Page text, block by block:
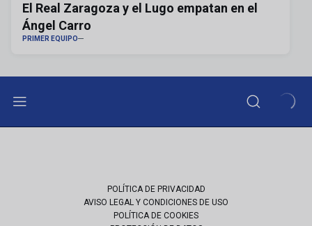
El Real Zaragoza y el Lugo empatan en el
Ángel Carro
PRIMER EQUIPO
POLÍTICA DE PRIVACIDAD
AVISO LEGAL Y CONDICIONES DE USO
POLÍTICA DE COOKIES